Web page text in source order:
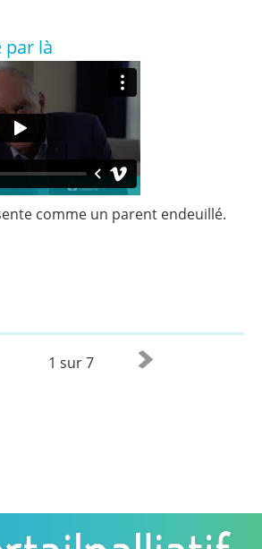
par là
comme un parent endeuillé.
1 sur 7